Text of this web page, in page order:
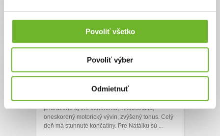
Povoliť všetko
Povoliť výber
Odmietnuť
pomoc na rehabilitácie
pre takmer 3-ročnú
dcérku Natálku
Natálka trpí nevyliečiteľnou chorobou, spastickou
diplegickou DMO. Na základe tohto ochorenia
nedokáže udržať rovnováhu, nemôže chodiť a
svalovým kŕčom. Kvôli kŕčom, bolestiam každý
deň nemôže spať. Natálka má bohužiaľ
pridružené aj iné ochorenia, mikrocefália,
oneskorený motorický vývin, zvýšený tonus. Celý
deň má stuhnuté končatiny. Pre Natálku sú ...